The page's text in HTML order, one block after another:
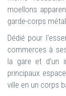
moellons
garde-corps
Dédié pour
commerces à
la gare et d'un
principaux
ville en un corps